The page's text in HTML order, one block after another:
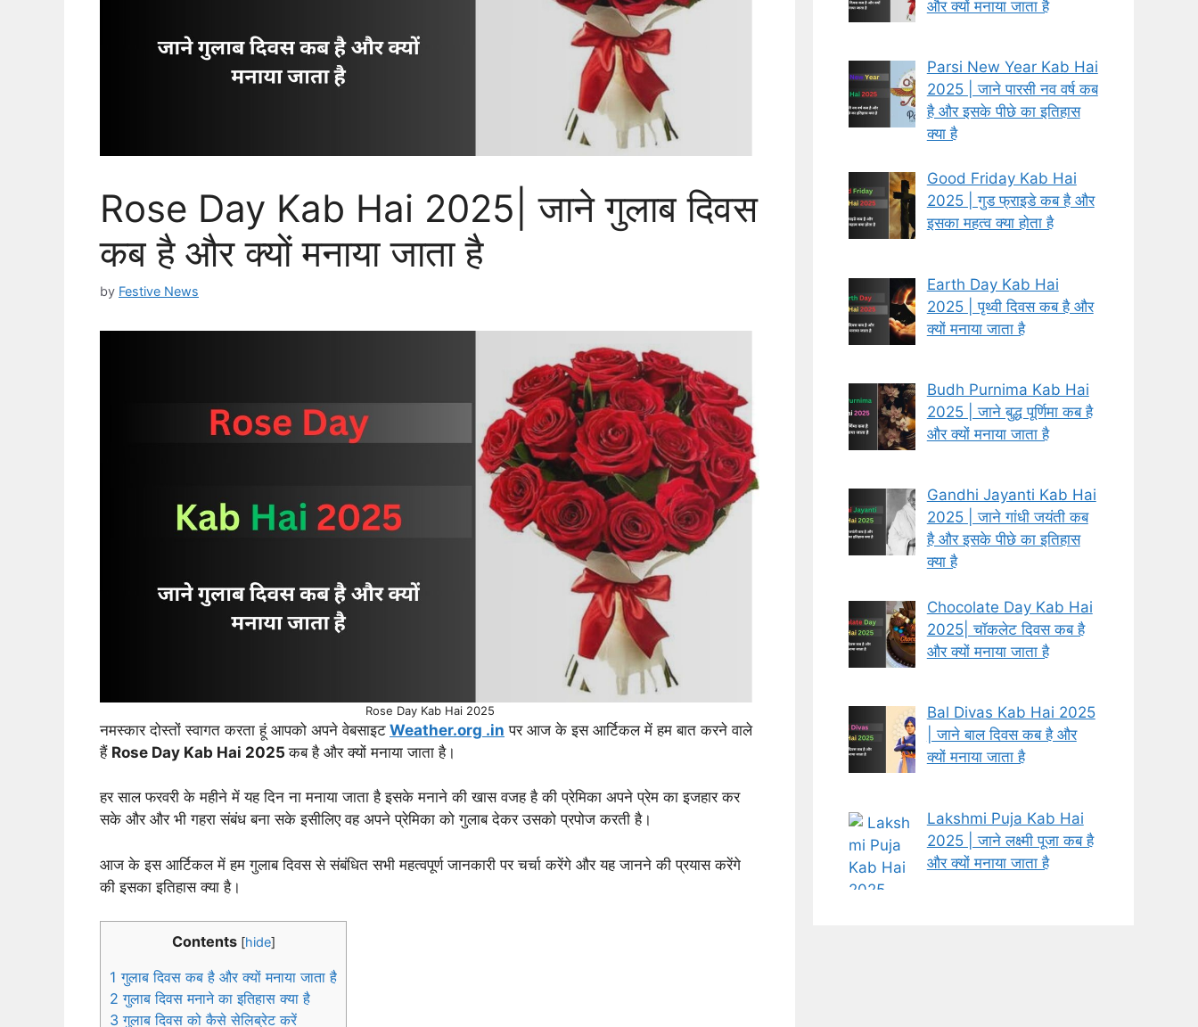
Rose Day Kab Hai 2025| जाने गुलाब दिवस
कब है और क्यों मनाया जाता है
by Festive News
Rose Day Kab Hai 2025
नमस्कार दोस्तों स्वागत करता हूं आपको अपने वेबसाइट Weather.org .in पर आज के इस आर्टिकल में हम बात करने वाले
हैं Rose Day Kab Hai 2025कब है और क्यों मनाया जाता है।
हर साल फरवरी के महीने में यह दिन ना मनाया जाता है इसके मनाने की खास वजह है की प्रेमिका अपने प्रेम का इजहार कर
सके और और भी गहरा संबंध बना सके इसीलिए वह अपने प्रेमिका को गुलाब देकर उसको प्रपोज करती है।
आज के इस आर्टिकल में हम गुलाब दिवस से संबंधित सभी महत्वपूर्ण जानकारी पर चर्चा करेंगे और यह जानने की प्रयास करेंगे
की इसका इतिहास क्या है।
Contents [hide]
1 गुलाब दिवस कब है और क्यों मनाया जाता है
2 गुलाब दिवस मनाने का इतिहास क्या है
3 गुलाब दिवस को कैसे सेलिब्रेट करें
और क्यों मनाया जाता है
Parsi New Year Kab Hai
2025 | जाने पारसी नव वर्ष कब
है और इसके पीछे का इतिहास
क्या है
Good Friday Kab Hai
2025 | गुड फ्राइडे कब है और
इसका महत्व क्या होता है
Earth Day Kab Hai
2025 | पृथ्वी दिवस कब है और
क्यों मनाया जाता है
Budh Purnima Kab Hai
2025 | जाने बुद्ध पूर्णिमा कब है
और क्यों मनाया जाता है
Gandhi Jayanti Kab Hai
2025 | जाने गांधी जयंती कब
है और इसके पीछे का इतिहास
क्या है
Chocolate Day Kab Hai
2025| चॉकलेट दिवस कब है
और क्यों मनाया जाता है
Bal Divas Kab Hai 2025
| जाने बाल दिवस कब है और
क्यों मनाया जाता है
Lakshmi Puja Kab Hai
2025 | जाने लक्ष्मी पूजा कब है
और क्यों मनाया जाता है